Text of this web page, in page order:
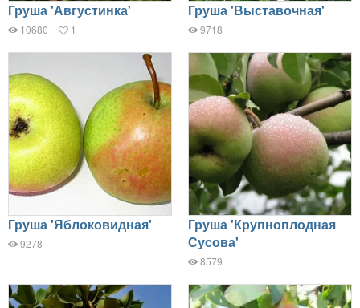
Груша 'Августинка'
10680 1
Груша 'Выставочная'
9718
Груша 'Яблоковидная'
9278
Груша 'Крупноплодная
Сусова'
8579